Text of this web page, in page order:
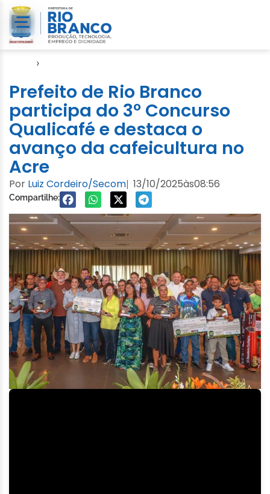
›
Prefeito de Rio Branco
participa do 3º Concurso
Qualicafé e destaca o
avanço da cafeicultura no
Acre
Por Luiz Cordeiro/Secom| 13/10/2025às08:56
Compartilhe: